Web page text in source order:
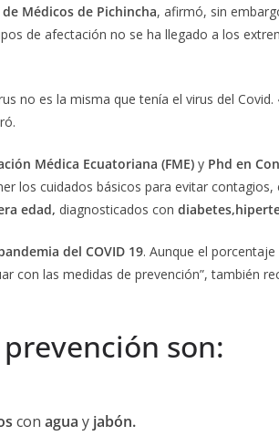
Médicos de Pichincha, afirmó, sin
de afectación no se ha llegado a los
no es la misma que tenía el virus del Covid.
Médica Ecuatoriana (FME) y Phd en
los cuidados básicos para evitar contagios,
edad, diagnosticados con diabetes,
del COVID 19. Aunque el
con las medidas de prevención”, también
son:
con agua y jabón.